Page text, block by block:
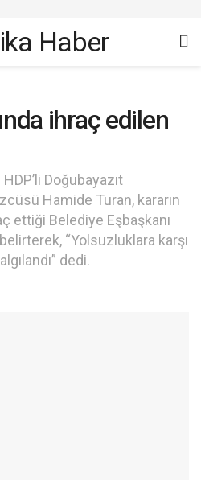
ihraç edilen
Doğubayazıt
Hamide Turan, kararın
ettiği Belediye Eşbaşkanı
belirterek, “Yolsuzluklara karşı
dedi.